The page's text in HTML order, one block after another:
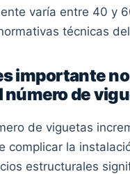
varía entre 40 y
técnicas
importante no
número de
de viguetas
complicar la
estructurales